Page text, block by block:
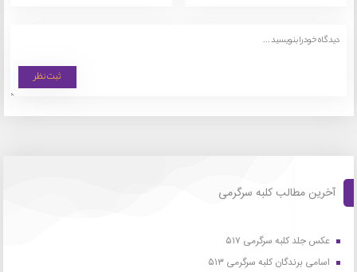
آخرین مطالب کلبه سرگرمی
عکس جلد کلبه سرگرمی ۵۱۷
اسامی برندگان کلبه سرگرمی ۵۱۳